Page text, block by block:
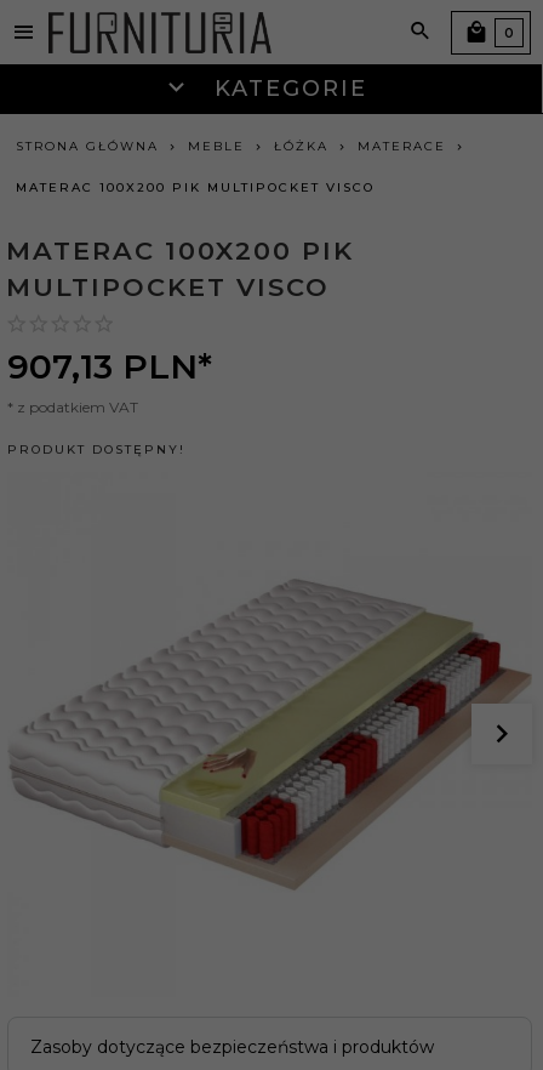
KATEGORIE
0
STRONA GŁÓWNA MEBLE ŁÓŻKA MATERACE
MATERAC 100X200 PIK MULTIPOCKET VISCO
MATERAC 100X200 PIK
MULTIPOCKET VISCO
907,13 PLN*
* z podatkiem VAT
PRODUKT DOSTĘPNY!
Zasoby dotyczące bezpieczeństwa i produktów